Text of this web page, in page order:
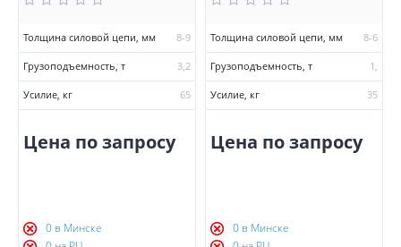
Толщина силовой цепи, мм 8-9
Грузоподъемность, т 3,2
Усилие, кг 65
Цена по запросу
0 в Минске
Толщина силовой цепи, мм 8-6
Грузоподъемность, т 1,
Усилие, кг 35
Цена по запросу
0 в Минске